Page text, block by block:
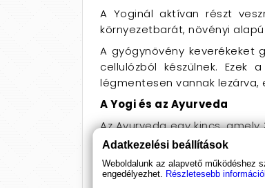
A Yoginál aktívan részt
környezetbarát, növényi
A gyógynövény keverékeket
cellulózból készülnek. Ezek
légmentesen vannak
A Yogi és az Ayurveda
Az Ayurveda egy kincs,
alapja az ayurvéda ősi
és jólétéhez igazodik.
Adatkezelési beállítások
Weboldalunk az alapvető működéshez
engedélyezhet. Részletesebb